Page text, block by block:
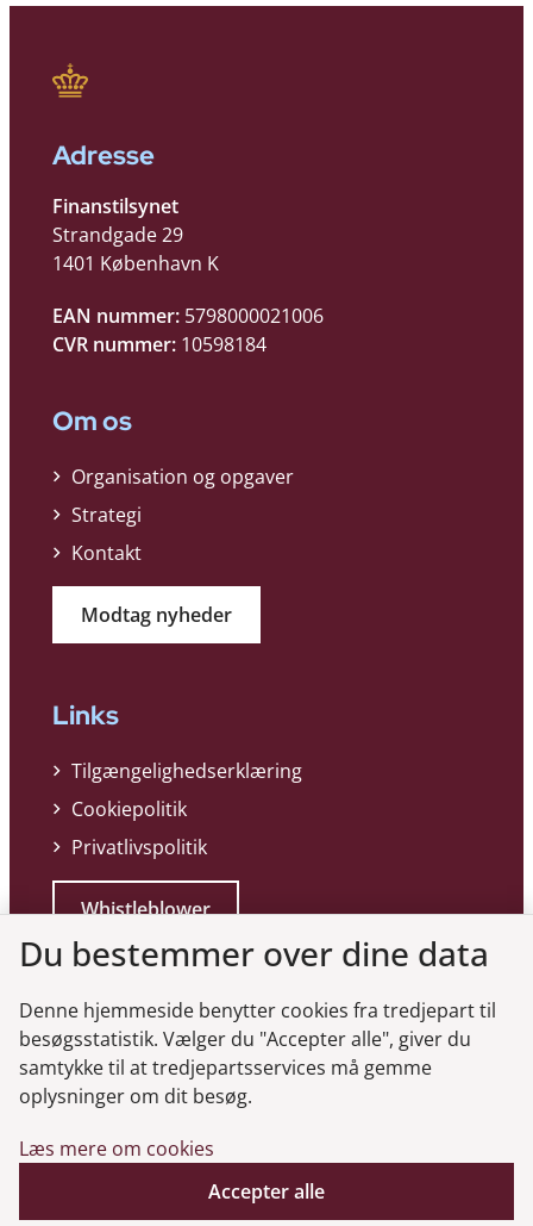
Adresse
Finanstilsynet
Strandgade 29
1401 København K
EAN nummer: 5798000021006
CVR nummer: 10598184
Om os
Organisation og opgaver
Strategi
Kontakt
Modtag nyheder
Links
Tilgængelighedserklæring
Cookiepolitik
Privatlivspolitik
Whistleblower
Genveje
Gå til virksomhedsregisteret
Gå til selskabsmeddelelser
Du bestemmer over dine data
Denne hjemmeside benytter cookies fra tredjepart til
besøgsstatistik. Vælger du "Accepter alle", giver du
samtykke til at tredjepartsservices må gemme
oplysninger om dit besøg.
Læs mere om cookies
Accepter alle